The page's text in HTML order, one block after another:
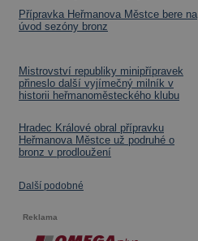
Přípravka Heřmanova Městce bere na
úvod sezóny bronz
Mistrovství republiky minipřípravek
přineslo další vyjímečný milník v
historii heřmanoměsteckého klubu
Hradec Králové obral přípravku
Heřmanova Městce už podruhé o
bronz v prodloužení
Další podobné
Reklama